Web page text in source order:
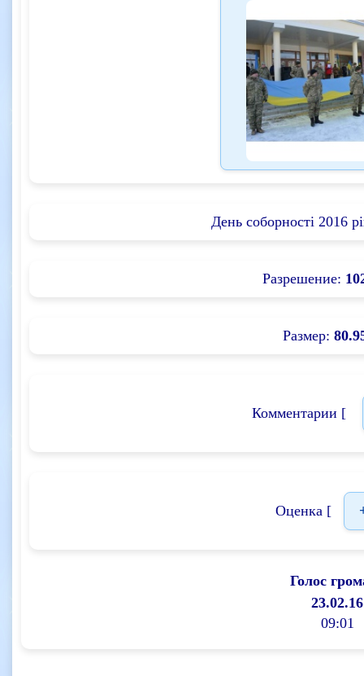
День соборності 2016
Разрешение:
Размер:
Комментарии [
Оценка [
Голос
23.02.16
09:01